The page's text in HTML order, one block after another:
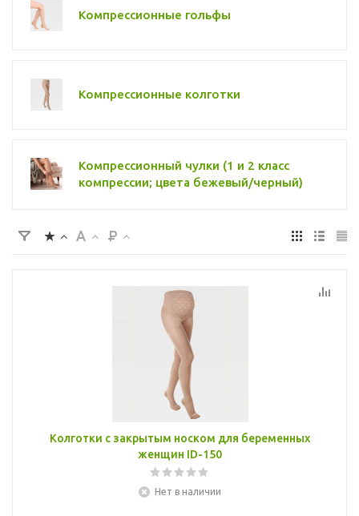
Компрессионные гольфы
Компрессионные колготки
Компрессионный чулки (1 и 2 класс
компрессии; цвета бежевый/черный)
Колготки с закрытым носком для беременных
женщин ID-150
Нет в наличии